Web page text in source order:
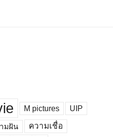
M pictures UIP
มฝัน
ความเชื่อ